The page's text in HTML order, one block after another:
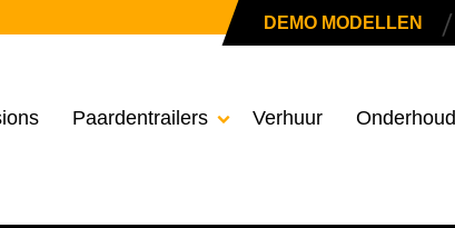
DEMO MODELLEN |
Paardentrailers  Verhuur Onderhoud